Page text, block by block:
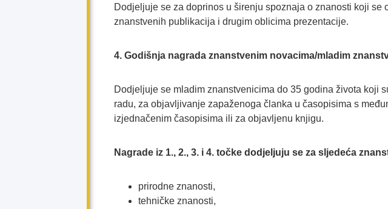
Dodjeljuje se za doprinos u širenju spoznaja o znanosti koji
znanstvenih publikacija i drugim oblicima prezentacije.
4. Godišnja nagrada znanstvenim novacima/mladim
Dodjeljuje se mladim znanstvenicima do 35 godina života koji
radu, za objavljivanje zapaženoga članka u časopisima s
izjednačenim časopisima ili za objavljenu knjigu.
Nagrade iz 1., 2., 3. i 4. točke dodjeljuju se za sljedeća
prirodne znanosti,
tehničke znanosti,